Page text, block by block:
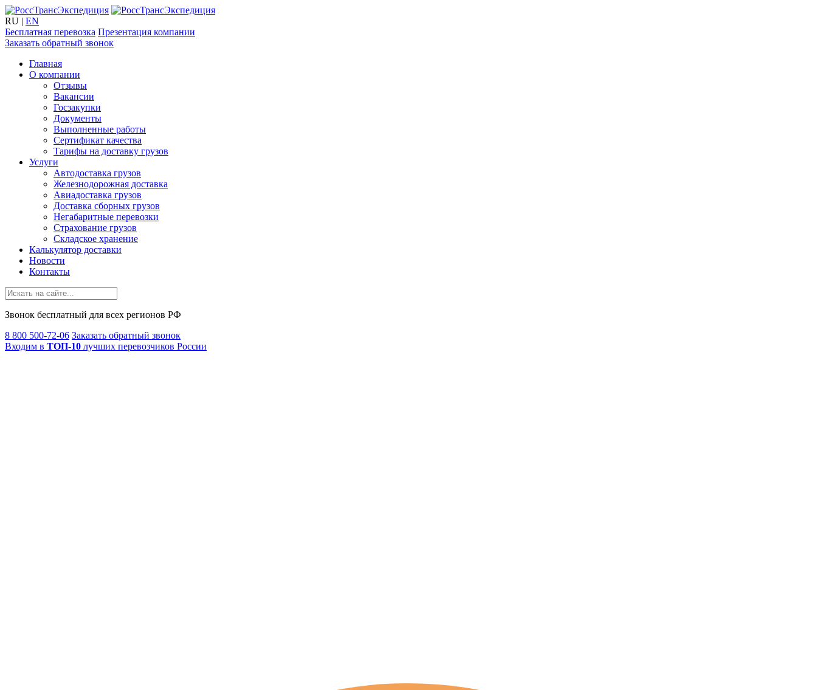
RU | EN
Бесплатная перевозка Презентация компании
Заказать обратный звонок
Главная
О компании
Отзывы
Вакансии
Госзакупки
Документы
Выполненные работы
Сертификат качества
Тарифы на доставку грузов
Услуги
Автодоставка грузов
Железнодорожная доставка
Авиадоставка грузов
Доставка сборных грузов
Негабаритные перевозки
Страхование грузов
Складское хранение
Калькулятор доставки
Новости
Контакты
Звонок бесплатный для всех регионов РФ
8 800 500-72-06 Заказать обратный звонок
Входим в ТОП-10 лучших перевозчиков России